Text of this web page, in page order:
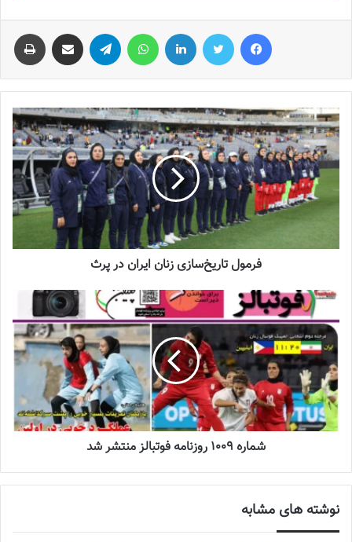
او درخصوص اولین دیدار دوستانه پیکان مقابل هوم‌کر گفت: هدف از
بازی دوستانه مقابل هوم‌کر، علاوه بر حفظ و ایجاد آمادگی بیشتر، دیده
شدن بازی تیمی بازیکنان در کنار هم بود. هنوز کلی کار به لحاظ فنی و
تاکتیکی برای انجام دادن، داریم تا بتوانیم به ارزیابی درستی از بچه‌ها
برسیم. از طرفی، نتیجه این دیدار برای‌مان اهمیتی ندارد. فقط
می‌خواستیم که بازیکنان تمامی آن نکات فنی را که در همین مدت زمان
کوتاه گفته بودیم، به نحو احسن در زمین به اجرا بگذارند. نتیجه بازی هم
با تساوی بدون گل همراه بود و بازیکنان ما باتوجه به جلسات تمرینی که
کنار هم بودند، بازی قابل قبولی را به نمایش گذاشتند.
نوشته های مشابه
چالش هاى ليست جدید تيم ملى فوتبال
زنان
2023-06-14
تازه‌ترین خبرها از درمان ۲ ملی‌پوش فوتبال
زنان
2023-12-24
دعوت آزمون از 30 بازیکن به اردوی تیم ملی
2023-03-21
آینده درخشانی در انتظار فوتبال بانوان است
فرمول تاریخ‌سازی زنان ایران در پرث
شماره 1009 روزنامه فوتبالز منتشر شد
نوشته های مشابه